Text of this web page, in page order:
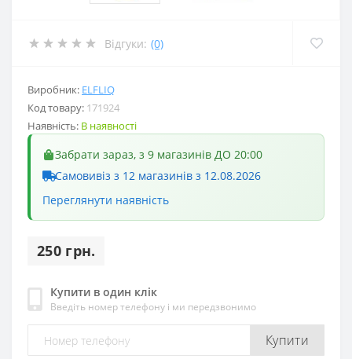
Відгуки: (0)
Виробник: ELFLIQ
Код товару: 171924
Наявність: В наявності
Забрати зараз, з 9 магазинів ДО 20:00
Самовивіз з 12 магазинів з 12.08.2026
Переглянути наявність
250 грн.
Купити в один клік
Введіть номер телефону і ми передзвонимо
Купити